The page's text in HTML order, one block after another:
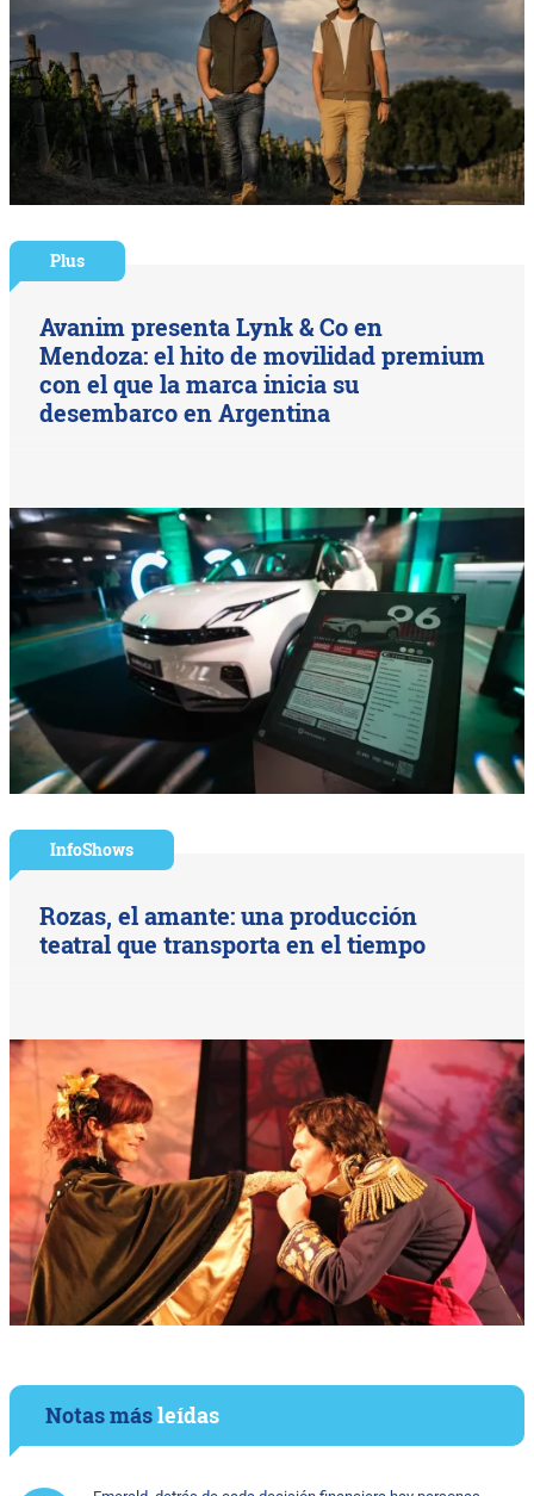
Plus
Avanim presenta Lynk & Co en
Mendoza: el hito de movilidad premium
con el que la marca inicia su
desembarco en Argentina
InfoShows
Rozas, el amante: una producción
teatral que transporta en el tiempo
Notas másleídas